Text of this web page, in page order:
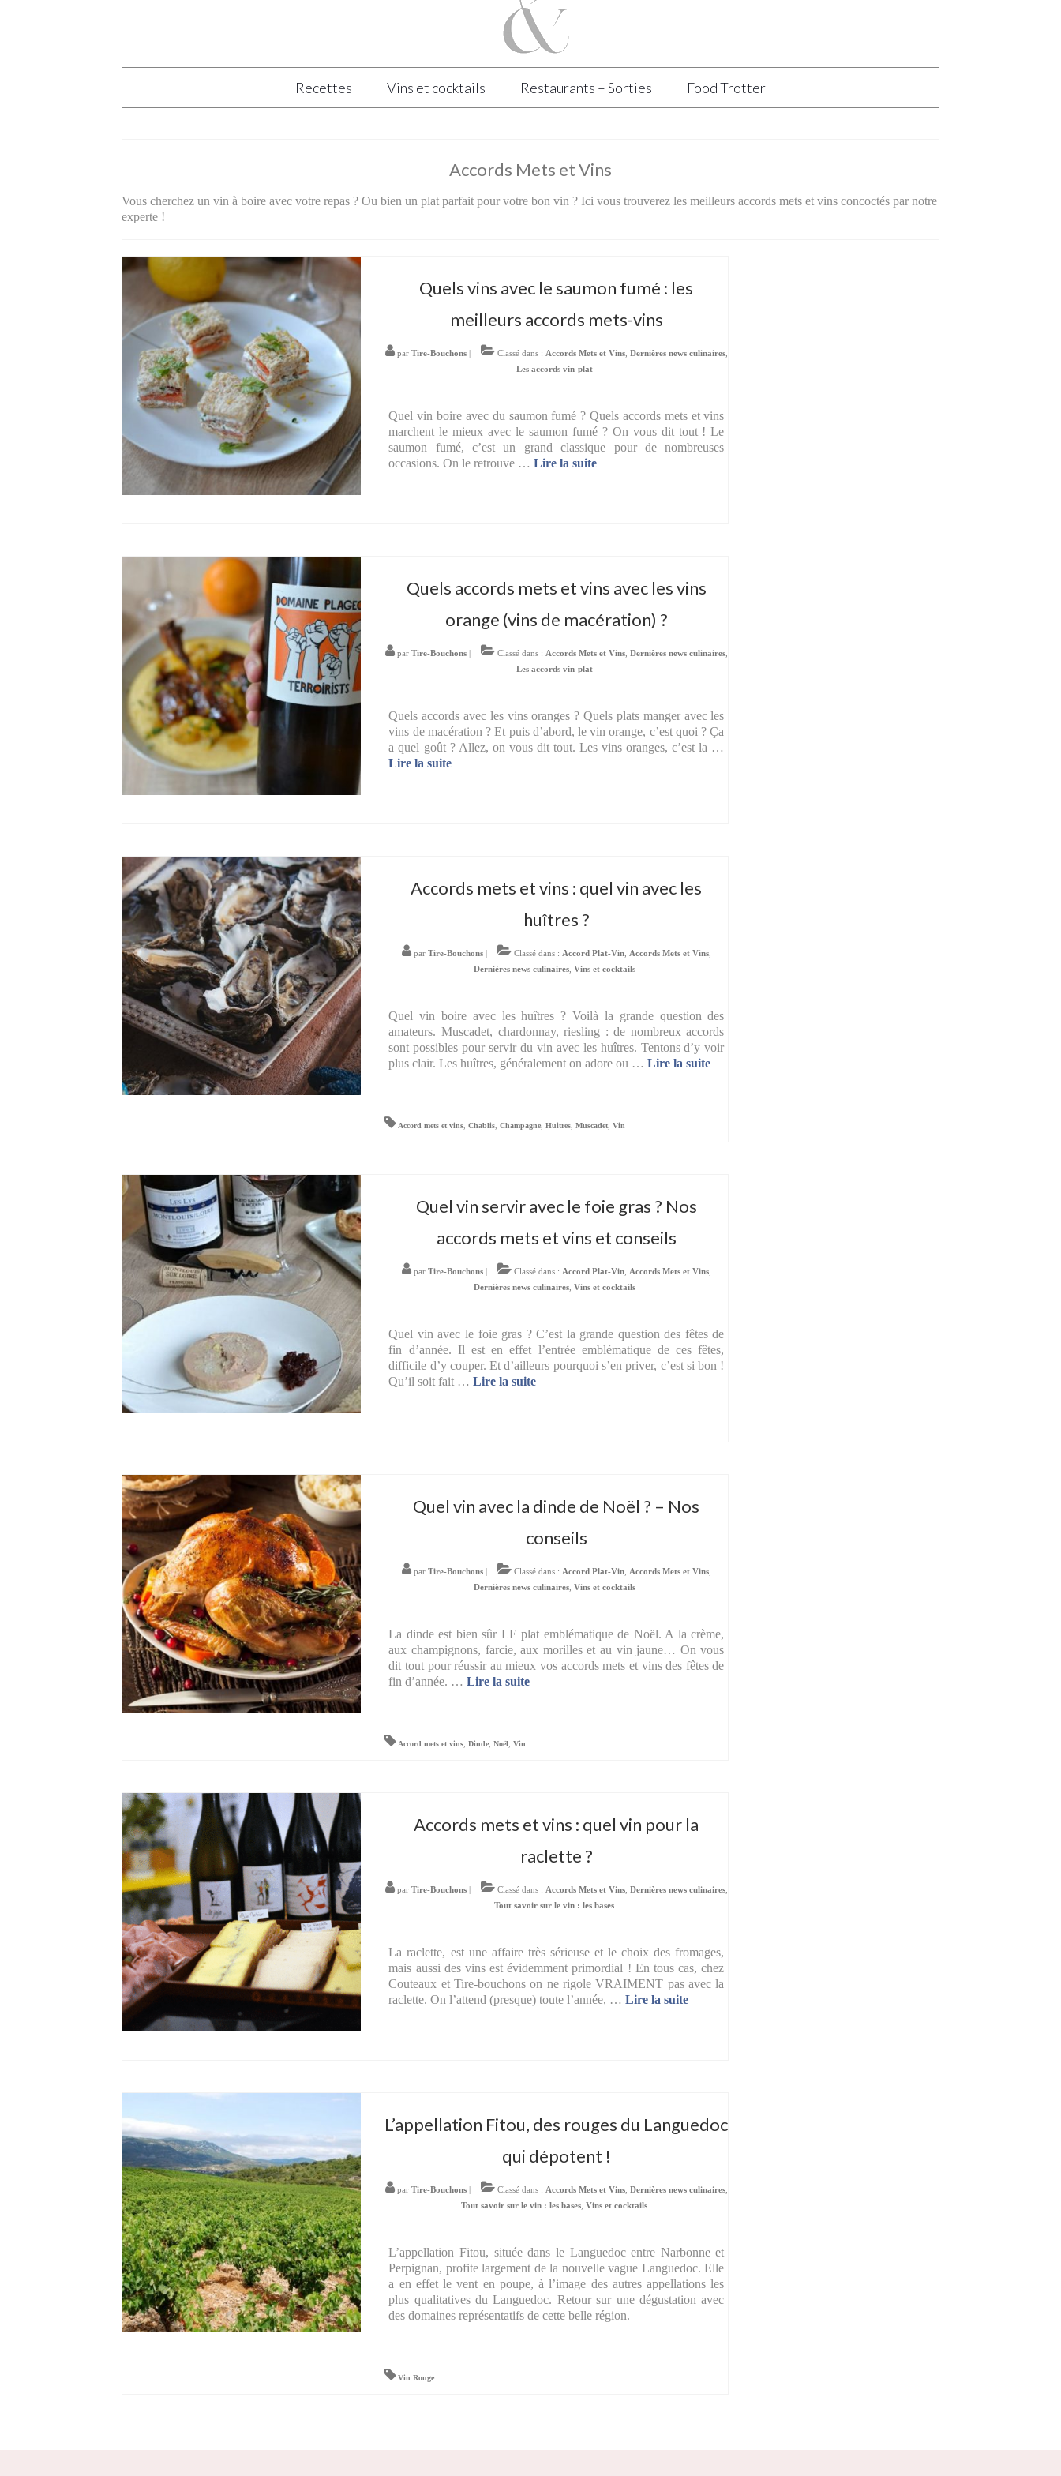
Recettes Vins et cocktails Restaurants – Sorties Food Trotter
Accords Mets et Vins
Vous cherchez un vin à boire avec votre repas ? Ou bien un plat parfait pour votre bon vin ? Ici vous trouverez les meilleurs accords mets et vins concoctés par notre
experte !
Quels vins avec le saumon fumé : les
meilleurs accords mets-vins
par Tire-Bouchons| Classé dans : Accords Mets et Vins, Dernières news culinaires,
Les accords vin-plat
Quel vin boire avec du saumon fumé ? Quels accords mets et vins
marchent le mieux avec le saumon fumé ? On vous dit tout ! Le
saumon fumé, c’est un grand classique pour de nombreuses
occasions. On le retrouve …Lire la suite­­
Quels accords mets et vins avec les vins
orange (vins de macération) ?
par Tire-Bouchons| Classé dans : Accords Mets et Vins, Dernières news culinaires,
Les accords vin-plat
Quels accords avec les vins oranges ? Quels plats manger avec les
vins de macération ? Et puis d’abord, le vin orange, c’est quoi ? Ça
a quel goût ? Allez, on vous dit tout. Les vins oranges, c’est la …
Lire la suite­­
Accords mets et vins : quel vin avec les
huîtres ?
par Tire-Bouchons| Classé dans : Accord Plat-Vin, Accords Mets et Vins,
Dernières news culinaires, Vins et cocktails
Quel vin boire avec les huîtres ? Voilà la grande question des
amateurs. Muscadet, chardonnay, riesling : de nombreux accords
sont possibles pour servir du vin avec les huîtres. Tentons d’y voir
plus clair. Les huîtres, généralement on adore ou …Lire la suite­­
Accord mets et vins ,Chablis ,Champagne ,Huitres ,Muscadet ,Vin
Quel vin servir avec le foie gras ? Nos
accords mets et vins et conseils
par Tire-Bouchons| Classé dans : Accord Plat-Vin, Accords Mets et Vins,
Dernières news culinaires, Vins et cocktails
Quel vin avec le foie gras ? C’est la grande question des fêtes de
fin d’année. Il est en effet l’entrée emblématique de ces fêtes,
difficile d’y couper. Et d’ailleurs pourquoi s’en priver, c’est si bon !
Qu’il soit fait …Lire la suite­­
Quel vin avec la dinde de Noël ? – Nos
conseils
par Tire-Bouchons| Classé dans : Accord Plat-Vin, Accords Mets et Vins,
Dernières news culinaires, Vins et cocktails
La dinde est bien sûr LE plat emblématique de Noël. A la crème,
aux champignons, farcie, aux morilles et au vin jaune… On vous
dit tout pour réussir au mieux vos accords mets et vins des fêtes de
fin d’année. …Lire la suite­­
Accord mets et vins ,Dinde ,Noël ,Vin
Accords mets et vins : quel vin pour la
raclette ?
par Tire-Bouchons| Classé dans : Accords Mets et Vins, Dernières news culinaires,
Tout savoir sur le vin : les bases
La raclette, est une affaire très sérieuse et le choix des fromages,
mais aussi des vins est évidemment primordial ! En tous cas, chez
Couteaux et Tire-bouchons on ne rigole VRAIMENT pas avec la
raclette. On l’attend (presque) toute l’année, …Lire la suite­­
L’appellation Fitou, des rouges du Languedoc
qui dépotent !
par Tire-Bouchons| Classé dans : Accords Mets et Vins, Dernières news culinaires,
Tout savoir sur le vin : les bases ,Vins et cocktails
L’appellation Fitou, située dans le Languedoc entre Narbonne et
Perpignan, profite largement de la nouvelle vague Languedoc. Elle
a en effet le vent en poupe, à l’image des autres appellations les
plus qualitatives du Languedoc. Retour sur une dégustation avec
des domaines représentatifs de cette belle région.
Vin Rouge